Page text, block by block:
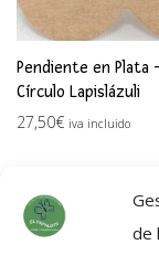
de
Pendiente en Plata
Círculo Lapislázuli
27,50€ iva incluido